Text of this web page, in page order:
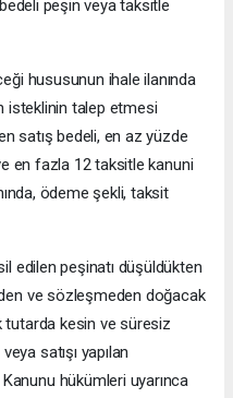
peşin veya taksitle
hususunun ihale ilanında
isteklinin talep etmesi
satış bedeli, en az yüzde
en fazla 12 taksitle kanuni
ödeme şekli, taksit
edilen peşinatı düşüldükten
ve sözleşmeden doğacak
tutarda kesin ve süresiz
satışı yapılan
hükümleri uyarınca